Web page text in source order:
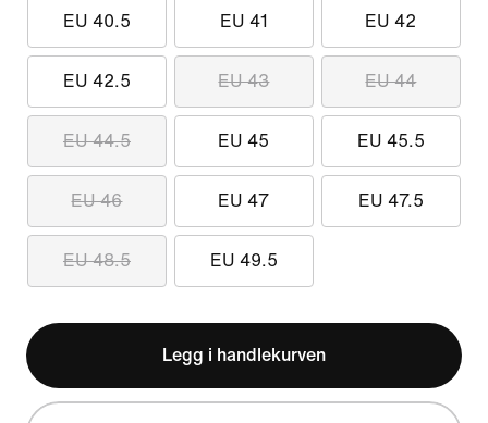
EU 40.5 EU 41 EU 42
EU 42.5 EU 43 EU 44
EU 44.5 EU 45 EU 45.5
EU 46 EU 47 EU 47.5
EU 48.5 EU 49.5
Legg i handlekurven